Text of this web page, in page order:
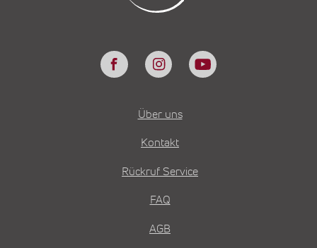
Über uns
Kontakt
Rückruf Service
FAQ
AGB